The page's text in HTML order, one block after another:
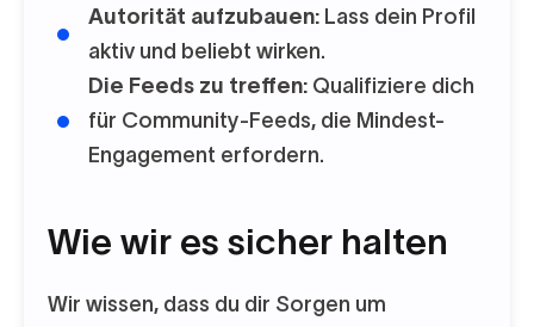
Autorität aufzubauen: Lass dein Profil
aktiv und beliebt wirken.
Die Feeds zu treffen: Qualifiziere dich
für Community-Feeds, die Mindest-
Engagement erfordern.
Wie wir es sicher halten
Wir wissen, dass du dir Sorgen um